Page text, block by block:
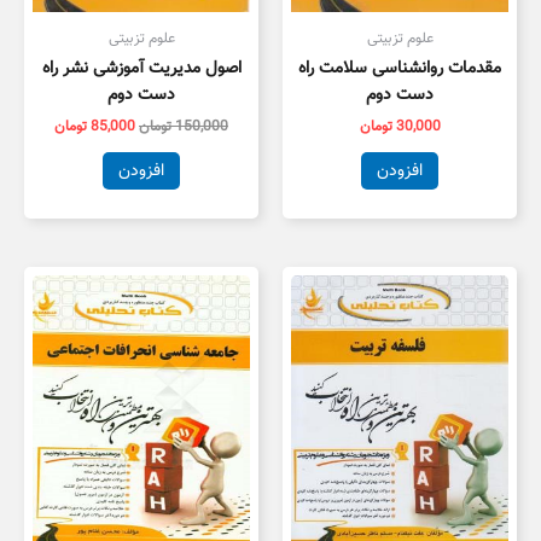
علوم تزبیتی
مقدمات روانشناسی سلامت راه
دست دوم
30,000تومان
افزودن
علوم تزبیتی
اصول مدیریت آموزشی نشر راه
دست دوم
150,000تومان85,000تومان
افزودن